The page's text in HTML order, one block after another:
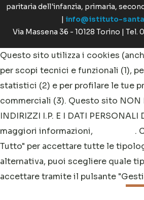
paritaria dell'infanzia, primaria,
| info@istituto-
Via Massena 36 - 10128 Torino | Tel.
Questo sito utilizza i cookies
per scopi tecnici e funzionali (1),
statistici (2) e per profilare le tue
commerciali (3). Questo sito NON
INDIRIZZI I.P. E I DATI PERSONALI
maggiori informazioni,
.
Tutto" per accettare tutte le
alternativa, puoi scegliere quale
accettare tramite il pulsante